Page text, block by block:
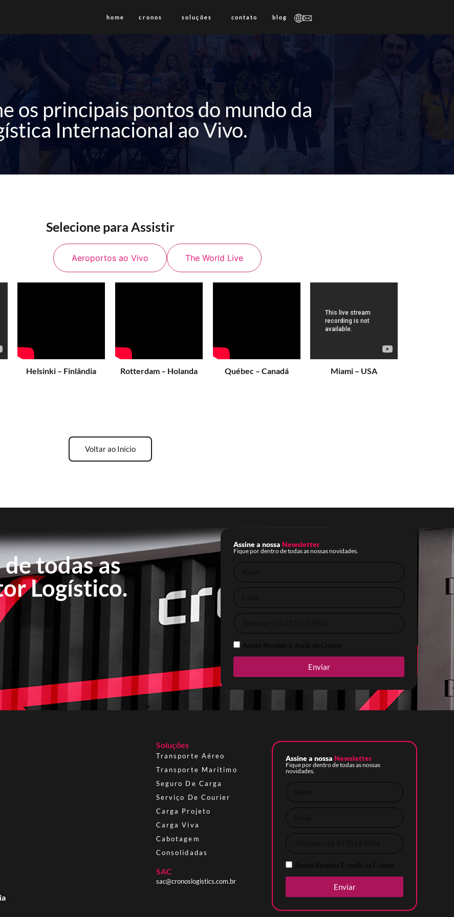
home cronos soluções contato blog
os principais pontos do mundo da
Internacional ao Vivo.
Selecione para Assistir
Aeroportos ao Vivo The World Live
Miami – USA
Helsinki – Finlândia Rotterdam – Holanda Québec – Canadá
Voltar ao Início
todas as
Logístico.
Assine a nossa Newsletter
Fique por dentro de todas as nossas novidades.
Aceito Receber E-mails da Cronos
Enviar
Soluções
Transporte Aéreo
Transporte Marítimo
Seguro De Carga
Serviço De Courier
Carga Projeto
Carga Viva
Cabotagem
Consolidadas
SAC
sac@cronoslogistics.com.br
Assine a nossaNewsletter
Fique por dentro de todas as nossas
novidades.
Aceito Receber E-mails da Cronos
Enviar